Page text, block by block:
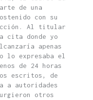
de una
con su
Al titular
cita donde yo
apenas
lo expresaba el
de 24 horas
escritos, de
a autoridades
otros